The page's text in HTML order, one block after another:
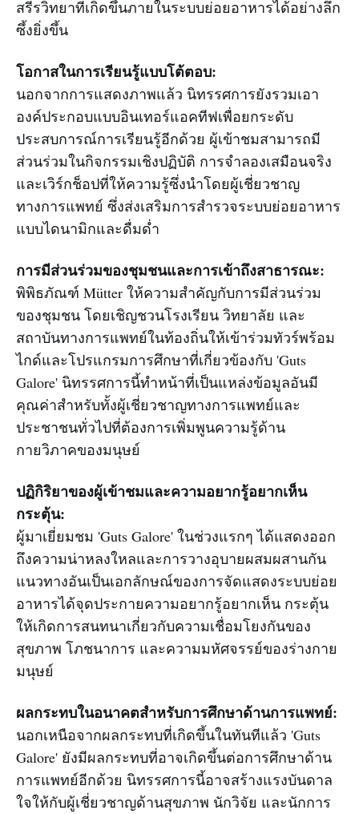
สรีรวิทยาที่เกิดขึ้นภายในระบบย่อยอาหารได้อย่างลึก
ซึ้งยิ่งขึ้น
โอกาสในการเรียนรู้แบบโต้ตอบ:
นอกจากการแสดงภาพแล้ว นิทรรศการยังรวมเอา
องค์ประกอบแบบอินเทอร์แอคทีฟเพื่อยกระดับ
ประสบการณ์การเรียนรู้อีกด้วย ผู้เข้าชมสามารถมี
ส่วนร่วมในกิจกรรมเชิงปฏิบัติ การจำลองเสมือนจริง
และเวิร์กช็อปที่ให้ความรู้ซึ่งนำโดยผู้เชี่ยวชาญ
ทางการแพทย์ ซึ่งส่งเสริมการสำรวจระบบย่อยอาหาร
แบบไดนามิกและดื่มด่ำ
การมีส่วนร่วมของชุมชนและการเข้าถึงสาธารณะ:
พิพิธภัณฑ์ Mütter ให้ความสำคัญกับการมีส่วนร่วม
ของชุมชน โดยเชิญชวนโรงเรียน วิทยาลัย และ
สถาบันทางการแพทย์ในท้องถิ่นให้เข้าร่วมทัวร์พร้อม
ไกด์และโปรแกรมการศึกษาที่เกี่ยวข้องกับ 'Guts
Galore' นิทรรศการนี้ทำหน้าที่เป็นแหล่งข้อมูลอันมี
คุณค่าสำหรับทั้งผู้เชี่ยวชาญทางการแพทย์และ
ประชาชนทั่วไปที่ต้องการเพิ่มพูนความรู้ด้าน
กายวิภาคของมนุษย์
ปฏิกิริยาของผู้เข้าชมและความอยากรู้อยากเห็น
กระตุ้น:
ผู้มาเยี่ยมชม 'Guts Galore' ในช่วงแรกๆ ได้แสดงออก
ถึงความน่าหลงใหลและการวางอุบายผสมผสานกัน
แนวทางอันเป็นเอกลักษณ์ของการจัดแสดงระบบย่อย
อาหารได้จุดประกายความอยากรู้อยากเห็น กระตุ้น
ให้เกิดการสนทนาเกี่ยวกับความเชื่อมโยงกันของ
สุขภาพ โภชนาการ และความมหัศจรรย์ของร่างกาย
มนุษย์
ผลกระทบในอนาคตสำหรับการศึกษาด้านการแพทย์:
นอกเหนือจากผลกระทบที่เกิดขึ้นในทันทีแล้ว 'Guts
Galore' ยังมีผลกระทบที่อาจเกิดขึ้นต่อการศึกษาด้าน
การแพทย์อีกด้วย นิทรรศการนี้อาจสร้างแรงบันดาล
ใจให้กับผู้เชี่ยวชาญด้านสุขภาพ นักวิจัย และนักการ